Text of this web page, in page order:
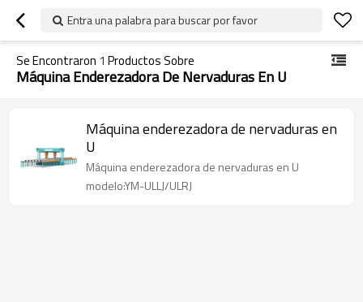
Entra una palabra para buscar por favor
Se Encontraron 1 Productos Sobre
Máquina Enderezadora De Nervaduras En U
Máquina enderezadora de nervaduras en
U
Máquina enderezadora de nervaduras en U
modelo:YM-ULLJ/ULRJ